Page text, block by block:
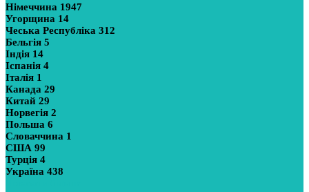
Німеччина 1947
Угорщина 14
Чеська Республіка 312
Бельгія 5
Індія 14
Іспанія 4
Італія 1
Канада 29
Китай 29
Норвегія 2
Польша 6
Словаччина 1
США 99
Турція 4
Україна 438